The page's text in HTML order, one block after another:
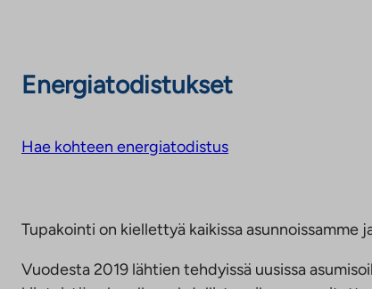
Energiatodistukset
Hae kohteen energiatodistus
Tupakointi on kiellettyä kaikissa asunnoissamme
Vuodesta 2019 lähtien tehdyissä uusissa